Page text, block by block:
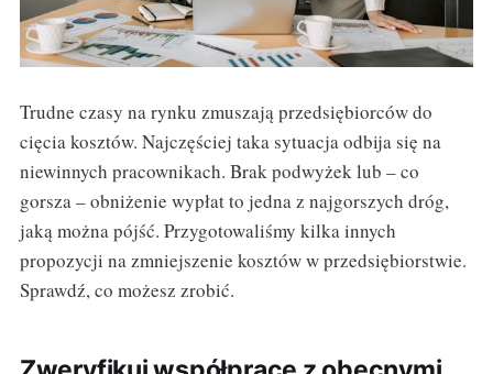
Trudne czasy na rynku zmuszają przedsiębiorców do
cięcia kosztów. Najczęściej taka sytuacja odbija się na
niewinnych pracownikach. Brak podwyżek lub – co
gorsza – obniżenie wypłat to jedna z najgorszych dróg,
jaką można pójść. Przygotowaliśmy kilka innych
propozycji na zmniejszenie kosztów w przedsiębiorstwie.
Sprawdź, co możesz zrobić.